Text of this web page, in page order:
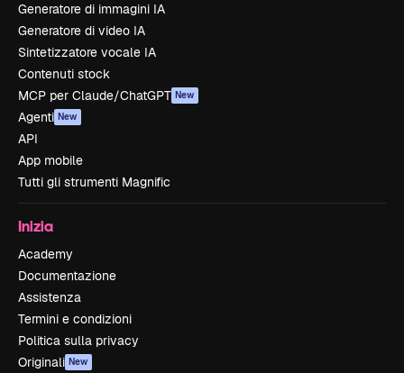
Generatore di immagini IA
Generatore di video IA
Sintetizzatore vocale IA
Contenuti stock
MCP per Claude/ChatGPT New
Agenti New
API
App mobile
Tutti gli strumenti Magnific
Inizia
Academy
Documentazione
Assistenza
Termini e condizioni
Politica sulla privacy
Originali New